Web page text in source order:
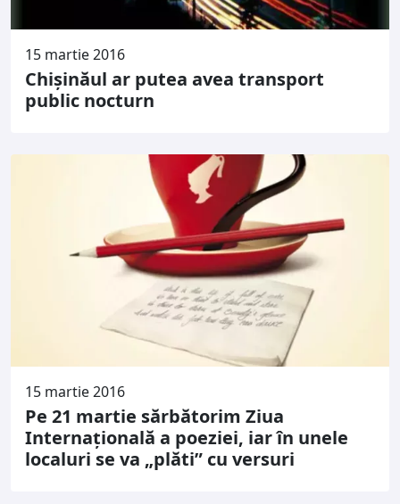
15 martie 2016
Chişinăul ar putea avea transport
public nocturn
15 martie 2016
Pe 21 martie sărbătorim Ziua
Internaţională a poeziei, iar în unele
localuri se va „plăti” cu versuri